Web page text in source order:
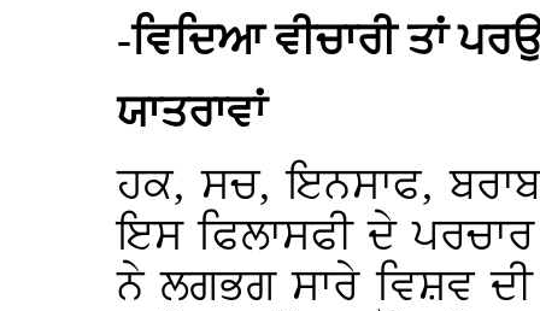
-ਵਿਦਿਆ ਵੀਚਾਰੀ ਤਾਂ
ਯਾਤਰਾਵਾਂ
ਹਕ, ਸਚ, ਇਨਸਾਫ,
ਇਸ ਫਿਲਾਸਫੀ ਦੇ
ਨੇ ਲਗਭਗ ਸਾਰੇ ਵਿਸ਼ਵ